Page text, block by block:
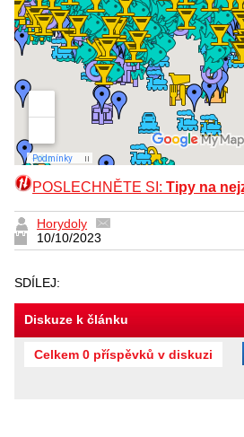
POSLECHNĚTE SI: Tipy na
Horydoly
10/10/2023
SDÍLEJ:
Diskuze k článku
Celkem 0 příspěvků v diskuzi